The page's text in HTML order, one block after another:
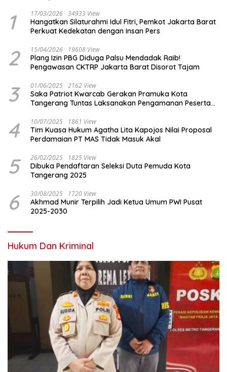
1 17/03/2026 34933 View
Hangatkan Silaturahmi Idul Fitri, Pemkot Jakarta Barat
Perkuat Kedekatan dengan Insan Pers
2 15/04/2026 19608 View
Plang Izin PBG Diduga Palsu Mendadak Raib!
Pengawasan CKTRP Jakarta Barat Disorot Tajam
3 01/06/2025 2162 View
Saka Patriot Kwarcab Gerakan Pramuka Kota
Tangerang Tuntas Laksanakan Pengamanan Peserta
4 10/07/2025 1861 View
Tim Kuasa Hukum Agatha Lita Kapojos Nilai Proposal
Perdamaian PT MAS Tidak Masuk Akal
5 26/02/2025 1825 View
Dibuka Pendaftaran Seleksi Duta Pemuda Kota
Tangerang 2025
6 30/08/2025 1720 View
Akhmad Munir Terpilih Jadi Ketua Umum PWI Pusat
2025-2030
Hukum Dan Kriminal